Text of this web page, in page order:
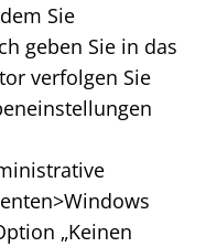
Sie
geben Sie in das
verfolgen Sie
„Keinen